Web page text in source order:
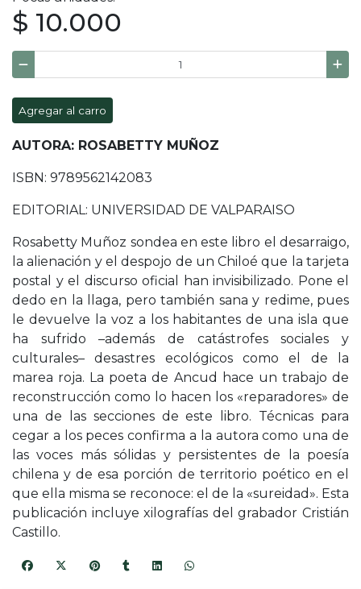
$ 10.000
Agregar al carro
AUTORA: ROSABETTY MUÑOZ
ISBN: 9789562142083
EDITORIAL: UNIVERSIDAD DE VALPARAISO
Rosabetty Muñoz sondea en este libro el desarraigo,
la alienación y el despojo de un Chiloé que la tarjeta
postal y el discurso oficial han invisibilizado. Pone el
dedo en la llaga, pero también sana y redime, pues
le devuelve la voz a los habitantes de una isla que
ha sufrido –además de catástrofes sociales y
culturales– desastres ecológicos como el de la
marea roja. La poeta de Ancud hace un trabajo de
reconstrucción como lo hacen los «reparadores» de
una de las secciones de este libro. Técnicas para
cegar a los peces confirma a la autora como una de
las voces más sólidas y persistentes de la poesía
chilena y de esa porción de territorio poético en el
que ella misma se reconoce: el de la «sureidad». Esta
publicación incluye xilografías del grabador Cristián
Castillo.